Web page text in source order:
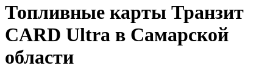
Топливные карты Транзит
CARD Ultra в Самарской
области